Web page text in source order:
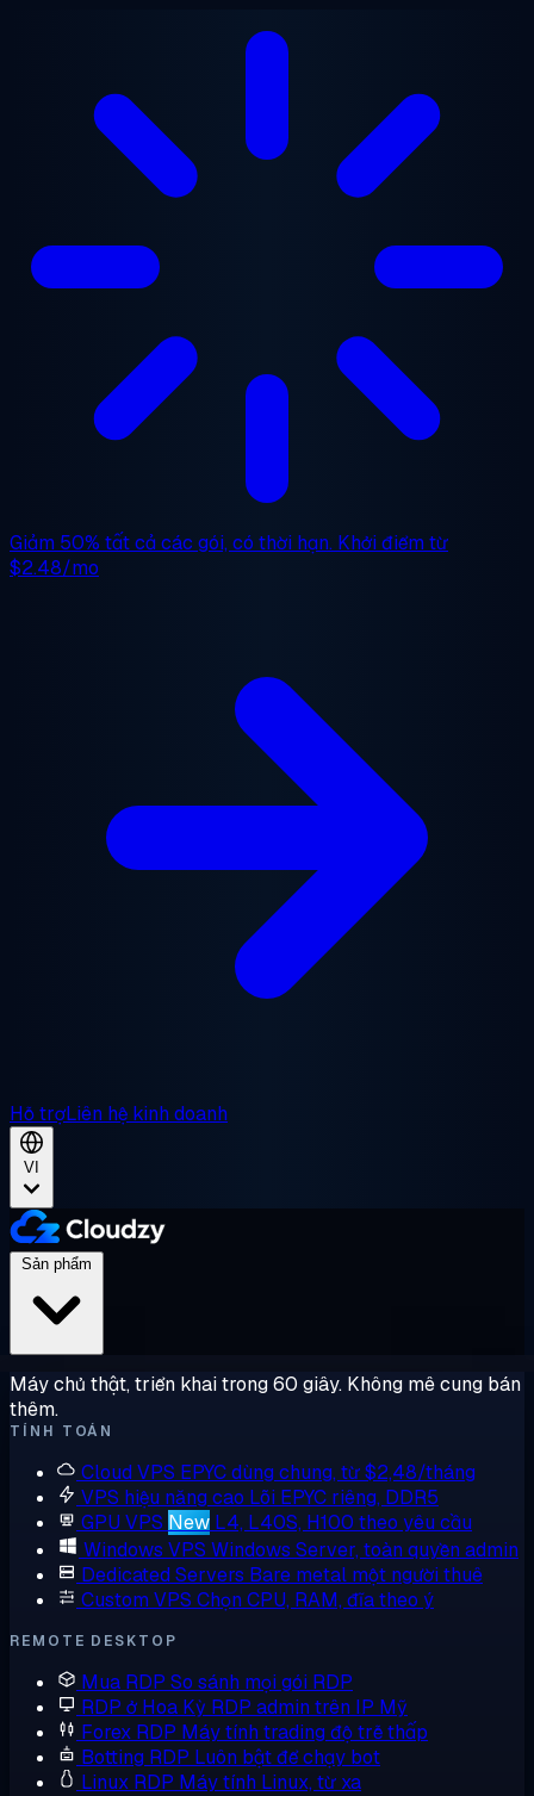
Giảm 50% tất cả các gói, có thời hạn. Khởi điểm từ
$2.48/mo
Hỗ trợLiên hệ kinh doanh
VI
Máy chủ thật, triển khai trong 60 giây. Không mê cung bán
thêm.
TÍNH TOÁN
Cloud VPS EPYC dùng chung, từ $2,48/tháng
VPS hiệu năng cao Lõi EPYC riêng, DDR5
GPU VPS New L4, L40S, H100 theo yêu cầu
Windows VPS Windows Server, toàn quyền admin
Dedicated Servers Bare metal một người thuê
Custom VPS Chọn CPU, RAM, đĩa theo ý
REMOTE DESKTOP
Mua RDP So sánh mọi gói RDP
RDP ở Hoa Kỳ RDP admin trên IP Mỹ
Forex RDP Máy tính trading độ trễ thấp
Botting RDP Luôn bật để chạy bot
Linux RDP Máy tính Linux, từ xa